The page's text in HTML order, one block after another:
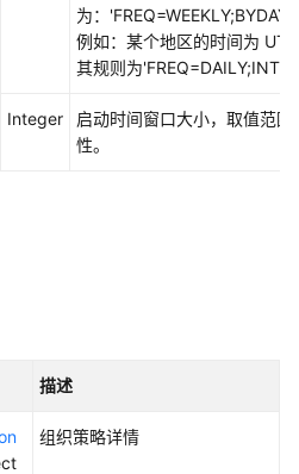
为：
例如：某个地区的时间为
其规则为
Integer
启动时间窗口大小，取值范
性。
描述
组织策略详情